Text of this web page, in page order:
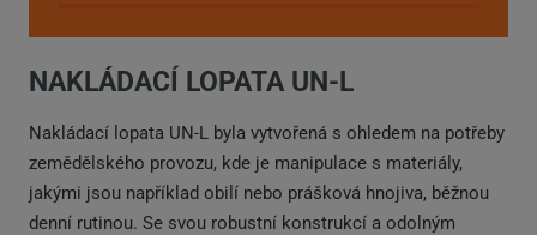
NAKLÁDACÍ LOPATA UN-L
Nakládací lopata UN-L byla vytvořená s ohledem na potřeby
zemědělského provozu, kde je manipulace s materiály,
jakými jsou například obilí nebo prášková hnojiva, běžnou
denní rutinou. Se svou robustní konstrukcí a odolným